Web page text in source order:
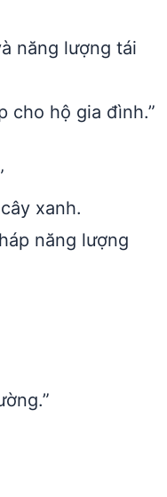
năng lượng tái
cho hộ gia đình.”
xanh.
năng lượng